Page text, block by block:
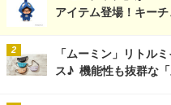
アイテム登場！キー
「ムーミン」リトル
ス♪ 機能性も抜群な